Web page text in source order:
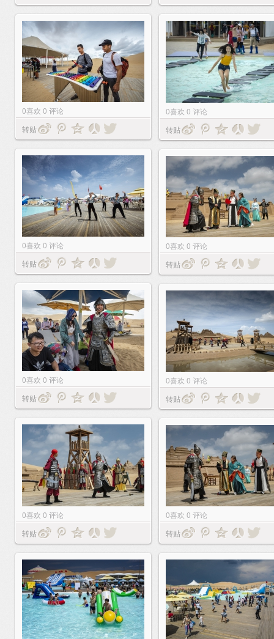
0喜欢 0 评论
转贴
0喜欢 0 评论
转贴
0喜欢 0 评论
转贴
0喜欢 0 评论
转贴
0喜欢 0 评论
转贴
0喜欢 0 评论
转贴
0喜欢 0 评论
转贴
0喜欢 0 评论
转贴